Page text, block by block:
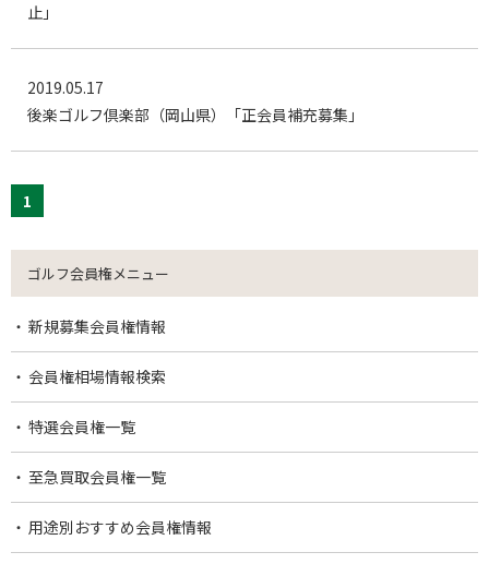
止」
2019.05.17
後楽ゴルフ倶楽部（岡山県）「正会員補充募集」
1
ゴルフ会員権メニュー
新規募集会員権情報
会員権相場情報検索
特選会員権一覧
至急買取会員権一覧
用途別おすすめ会員権情報